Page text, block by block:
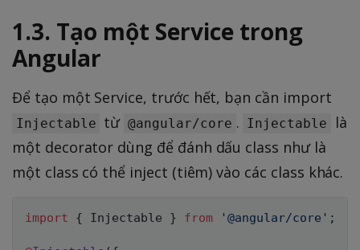
1.3. Tạo một Service trong
Angular
Để tạo một Service, trước hết, bạn cần import
Injectable từ @angular/core . Injectable
là
một decorator dùng để đánh dấu class như là
một class có thể inject (tiêm) vào các class khác.
import { Injectable } from '@angular/core' ;